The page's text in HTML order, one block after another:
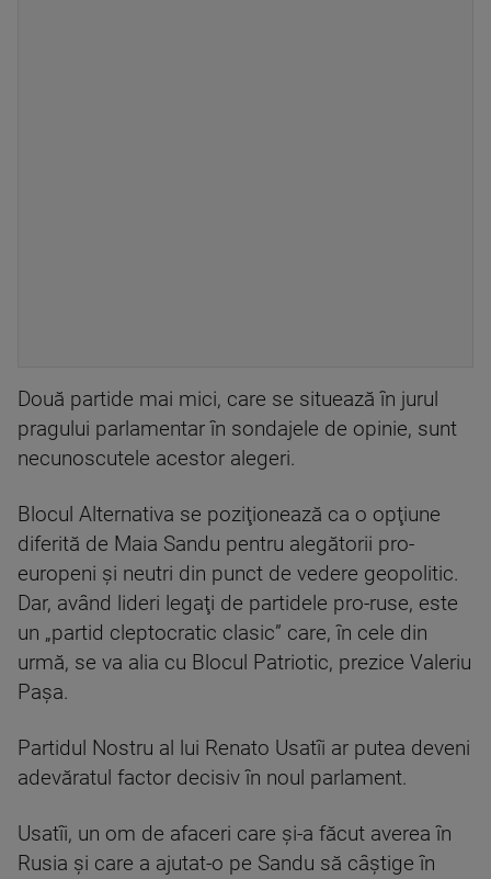
Două partide mai mici, care se situează în jurul
pragului parlamentar în sondajele de opinie, sunt
necunoscutele acestor alegeri.
Blocul Alternativa se poziţionează ca o opţiune
diferită de Maia Sandu pentru alegătorii pro-
europeni şi neutri din punct de vedere geopolitic.
Dar, având lideri legaţi de partidele pro-ruse, este
un „partid cleptocratic clasic” care, în cele din
urmă, se va alia cu Blocul Patriotic, prezice Valeriu
Paşa.
Partidul Nostru al lui Renato Usatîi ar putea deveni
adevăratul factor decisiv în noul parlament.
Usatîi, un om de afaceri care şi-a făcut averea în
Rusia şi care a ajutat-o pe Sandu să câştige în